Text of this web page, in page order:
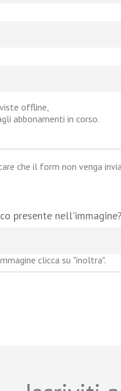
offline,
abbonamenti in corso.
che il form non venga
presente
clicca su "inoltra".